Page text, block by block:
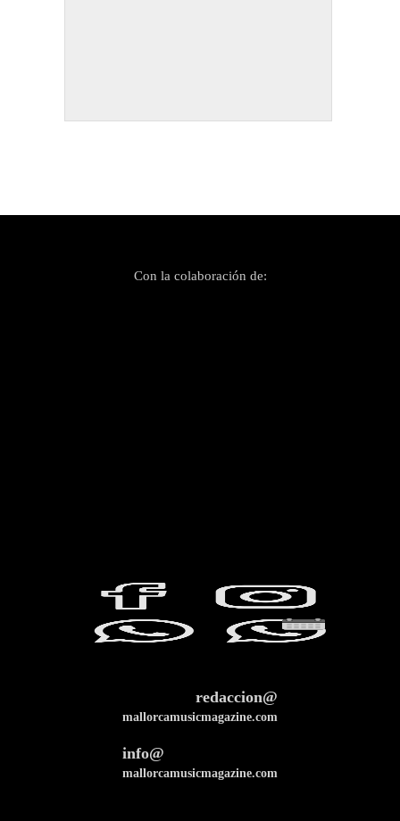
Con la colaboración de:
redaccion@
mallorcamusicmagazine.com
info@
mallorcamusicmagazine.com